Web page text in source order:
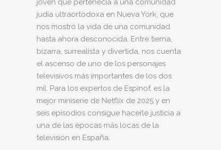
joven que pertenecía a una comunidad
judía ultraortodoxa en Nueva York, que
nos mostró la vida de una comunidad
hasta ahora desconocida. Entre tierna,
bizarra, surrealista y divertida, nos cuenta
el ascenso de uno de los personajes
televisivos más importantes de los dos
mil. Para los expertos de Espinof, es la
mejor miniserie de Netflix de 2025 y en
seis episodios consigue hacerle justicia a
una de las épocas más locas de la
televisión en España.